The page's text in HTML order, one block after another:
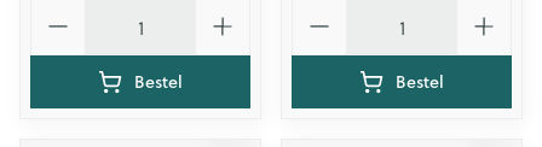
Bestel Bestel